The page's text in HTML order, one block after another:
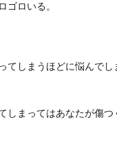
ゴロいる。
しまうほどに悩んでし
しまってはあなたが傷